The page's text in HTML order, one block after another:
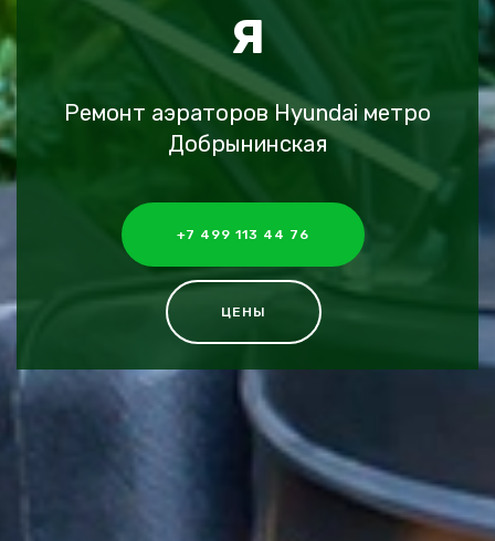
Я
Ремонт аэраторов Hyundai метро
Добрынинская
+7 499 113 44 76
ЦЕНЫ